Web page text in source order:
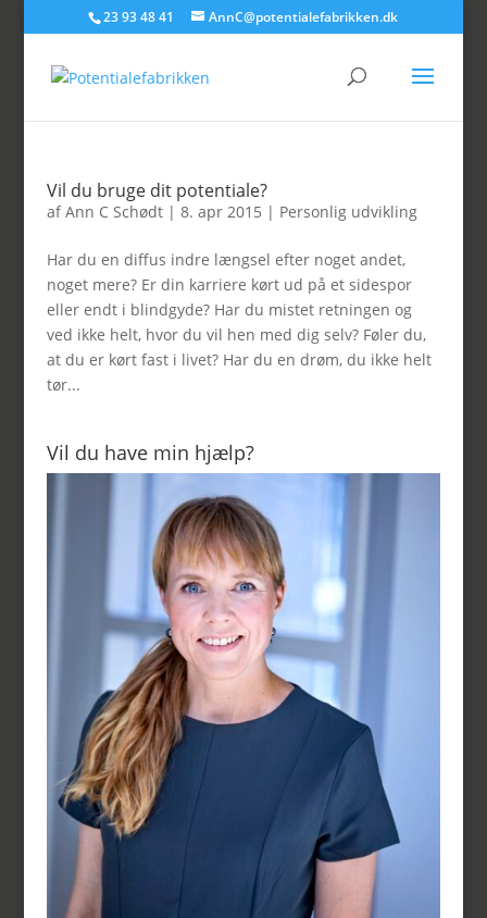
23 93 48 41 AnnC@potentialefabrikken.dk
Vil du bruge dit potentiale?
afAnn C Schødt| 8. apr 2015 | Personlig udvikling
Har du en diffus indre længsel efter noget andet,
noget mere? Er din karriere kørt ud på et sidespor
eller endt i blindgyde? Har du mistet retningen og
ved ikke helt, hvor du vil hen med dig selv? Føler du,
at du er kørt fast i livet? Har du en drøm, du ikke helt
tør...
Vil du have min hjælp?